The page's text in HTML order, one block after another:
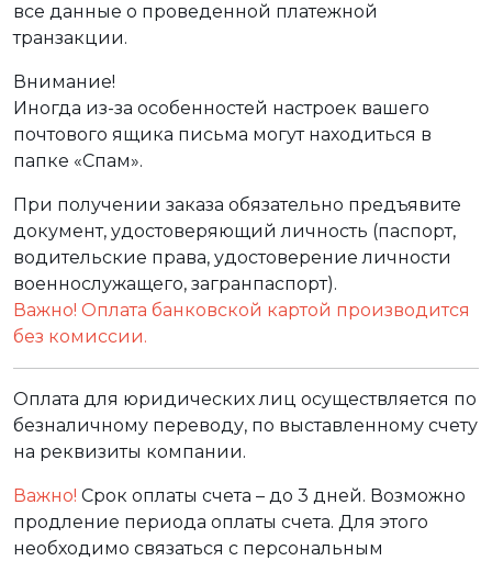
все данные о проведенной платежной
транзакции.
Внимание!
Иногда из-за особенностей настроек вашего
почтового ящика письма могут находиться в
папке «Спам».
При получении заказа обязательно предъявите
документ, удостоверяющий личность (паспорт,
водительские права, удостоверение личности
военнослужащего, загранпаспорт).
Важно! Оплата банковской картой производится
без комиссии.
Оплата для юридических лиц осуществляется по
безналичному переводу, по выставленному счету
на реквизиты компании.
Важно! Срок оплаты счета – до 3 дней. Возможно
продление периода оплаты счета. Для этого
необходимо связаться с персональным